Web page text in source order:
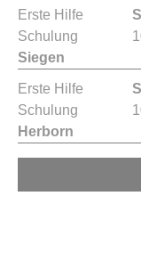
Erste Hilfe
Schulung
Siegen
Erste Hilfe
Schulung
Herborn